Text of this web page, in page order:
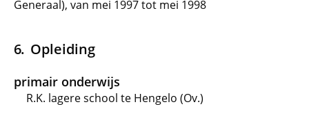
Generaal), van mei 1997 tot mei 1998
Opleiding
primair onderwijs
R.K. lagere school te Hengelo (Ov.)